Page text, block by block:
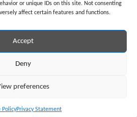
or unique IDs on this site. Not consenting
affect certain features and functions.
Accept
Deny
preferences
PolicyPrivacy Statement
с нашей политикой
Rights Reserved by